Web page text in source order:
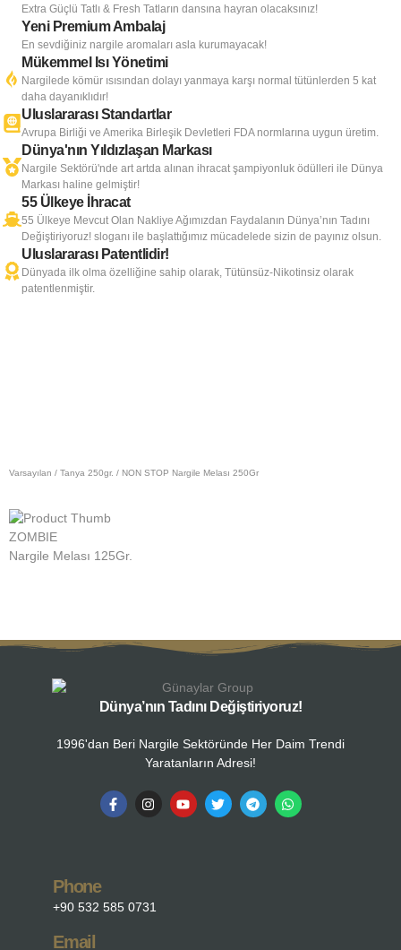
Extra Güçlü Tatlı & Fresh Tatların dansına hayran olacaksınız!
Yeni Premium Ambalaj
En sevdiğiniz nargile aromaları asla kurumayacak!
Mükemmel Isı Yönetimi
Nargilede kömür ısısından dolayı yanmaya karşı normal tütünlerden 5 kat
daha dayanıklıdır!
Uluslararası Standartlar
Avrupa Birliği ve Amerika Birleşik Devletleri FDA normlarına uygun üretim.
Dünya'nın Yıldızlaşan Markası
Nargile Sektörü'nde art artda alınan ihracat şampiyonluk ödülleri ile Dünya
Markası haline gelmiştir!
55 Ülkeye İhracat
55 Ülkeye Mevcut Olan Nakliye Ağımızdan Faydalanın Dünya’nın Tadını
Değiştiriyoruz! sloganı ile başlattığımız mücadelede sizin de payınız olsun.
Uluslararası Patentlidir!
Dünyada ilk olma özelliğine sahip olarak, Tütünsüz-Nikotinsiz olarak
patentlenmiştir.
Varsayılan / Tanya 250gr. / NON STOP Nargile Melası 250Gr
ZOMBIE
Nargile Melası 125Gr.
Dünya’nın Tadını Değiştiriyoruz!
1996'dan Beri Nargile Sektöründe Her Daim Trendi
Yaratanların Adresi!
Phone
+90 532 585 0731
Email